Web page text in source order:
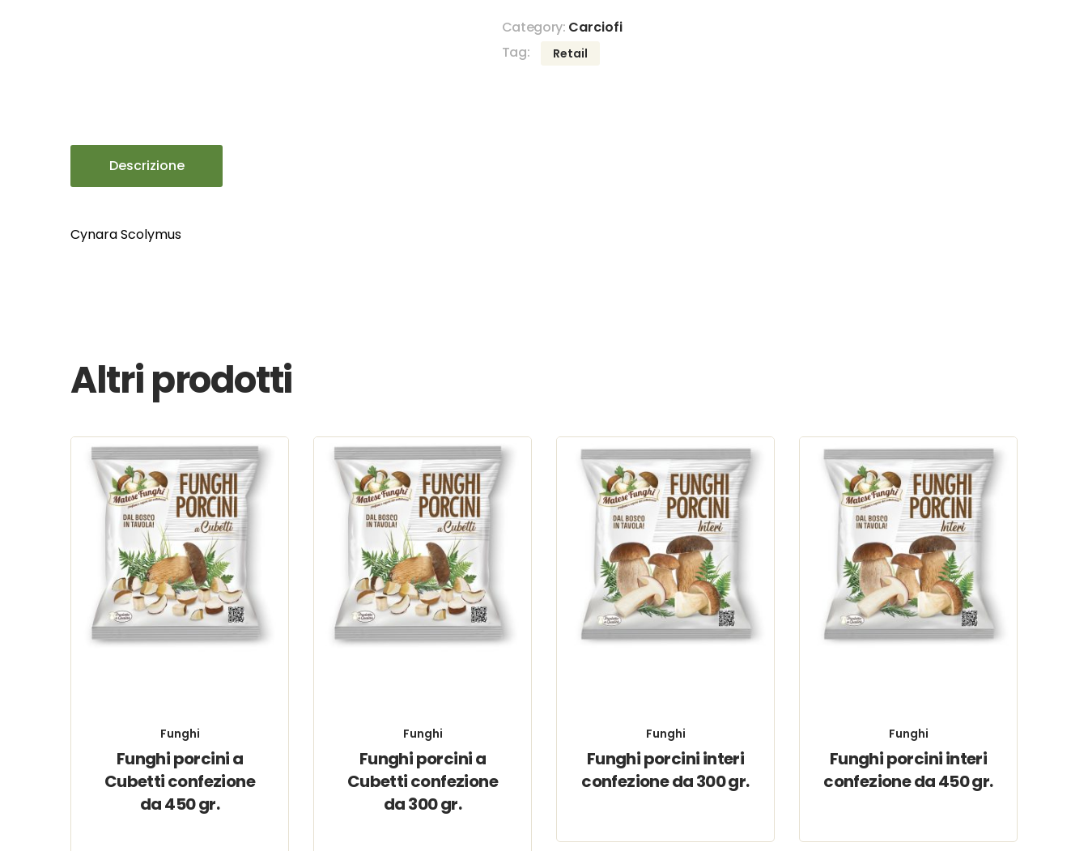
Category: Carciofi
Tag:
Retail
Descrizione
Cynara Scolymus
Altri prodotti
Funghi
Funghi porcini a
Cubetti confezione
da 450 gr.
Funghi
Funghi porcini a
Cubetti confezione
da 300 gr.
Funghi
Funghi porcini interi
confezione da 300 gr.
Funghi
Funghi porcini interi
confezione da 450 gr.